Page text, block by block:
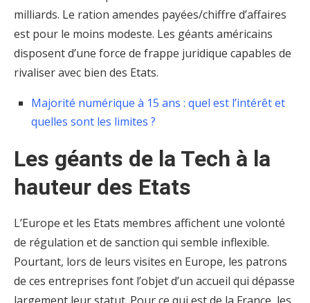
milliards. Le ration amendes payées/chiffre d’affaires
est pour le moins modeste. Les géants américains
disposent d’une force de frappe juridique capables de
rivaliser avec bien des Etats.
Majorité numérique à 15 ans : quel est l’intérêt et
quelles sont les limites ?
Les géants de la Tech à la
hauteur des Etats
L’Europe et les Etats membres affichent une volonté
de régulation et de sanction qui semble inflexible.
Pourtant, lors de leurs visites en Europe, les patrons
de ces entreprises font l’objet d’un accueil qui dépasse